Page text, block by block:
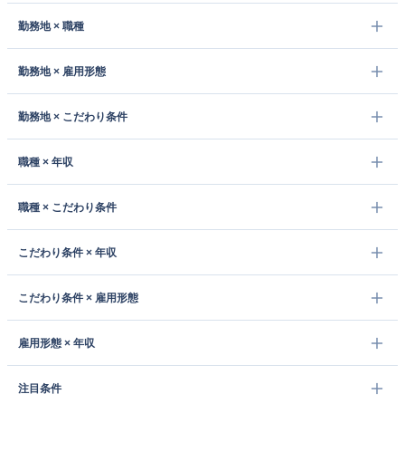
勤務地 × 職種
勤務地 × 雇用形態
勤務地 × こだわり条件
職種 × 年収
職種 × こだわり条件
こだわり条件 × 年収
こだわり条件 × 雇用形態
雇用形態 × 年収
注目条件